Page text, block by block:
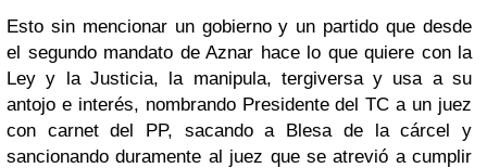
Esto sin mencionar un gobierno y un partido que desde
el segundo mandato de Aznar hace lo que quiere con la
Ley y la Justicia, la manipula, tergiversa y usa a su
antojo e interés, nombrando Presidente del TC a un juez
con carnet del PP, sacando a Blesa de la cárcel y
sancionando duramente al juez que se atrevió a cumplir